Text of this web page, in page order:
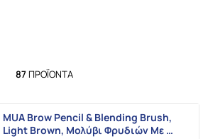
87ΠΡΟΪΌΝΤΑ
MUA Brow Pencil & Blending Brush,
Light Brown, Μολύβι Φρυδιών Με …